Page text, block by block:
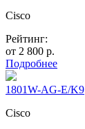
Cisco
Рейтинг:
от 2 800 р.
Подробнее
1801W-AG-E/K9
Cisco